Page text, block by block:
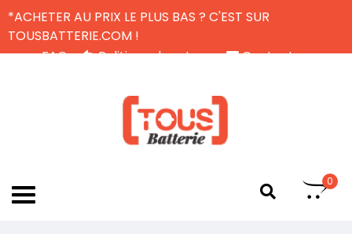
*ACHETER AU PRIX LE PLUS BAS ? C'EST SUR
TOUSBATTERIE.COM !
FAQ
Politique de retour
Contactez-nous
0